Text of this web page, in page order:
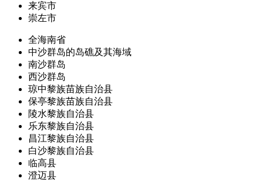
来宾市
崇左市
全海南省
中沙群岛的岛礁及其海域
南沙群岛
西沙群岛
琼中黎族苗族自治县
保亭黎族苗族自治县
陵水黎族自治县
乐东黎族自治县
昌江黎族自治县
白沙黎族自治县
临高县
澄迈县